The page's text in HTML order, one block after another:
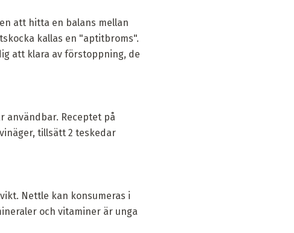
att hitta en balans mellan
kallas en "aptitbroms".
att klara av förstoppning, de
användbar. Receptet på
tillsätt 2 teskedar
Nettle kan konsumeras i
och vitaminer är unga